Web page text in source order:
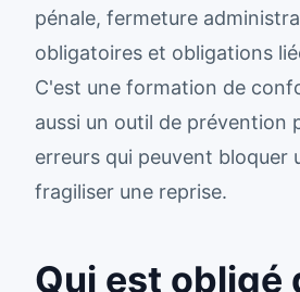
pénale, fermeture
obligatoires et obligations
C'est une formation de
aussi un outil de prévention
erreurs qui peuvent bloquer
fragiliser une reprise.
Qui est obligé